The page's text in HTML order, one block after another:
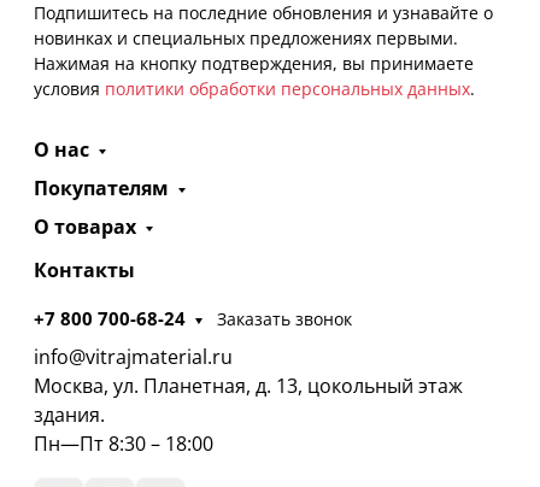
Подпишитесь на последние обновления и узнавайте о
новинках и специальных предложениях первыми.
Нажимая на кнопку подтверждения, вы принимаете
условия политики обработки персональных данных.
О нас
Покупателям
О товарах
Контакты
+7 800 700-68-24 Заказать звонок
info@vitrajmaterial.ru
Москва, ул. Планетная, д. 13, цокольный этаж
здания.
Пн—Пт 8:30 – 18:00